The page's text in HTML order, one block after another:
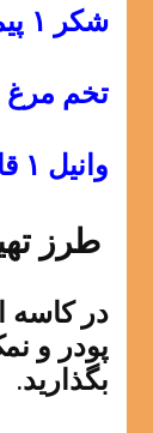
شکر ۱ پیمانه (۱۹۸ گرم)
تخم مرغ
وانیل ۱ قاشق چایخوری
طرز
در کاسه
پودر و
بگذارید.